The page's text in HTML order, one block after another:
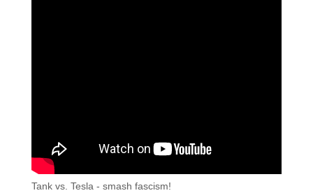
Tank vs. Tesla - smash fascism!